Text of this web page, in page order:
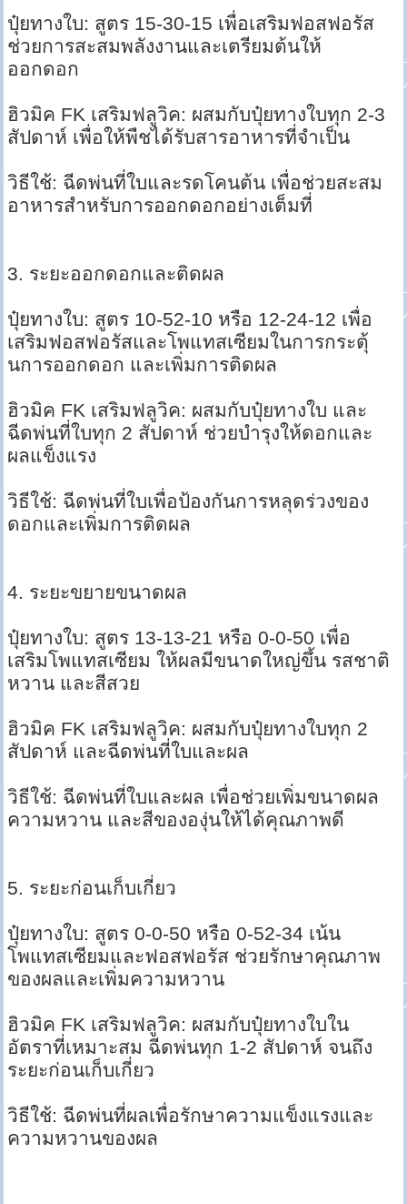
ปุ๋ยทางใบ: สูตร 15-30-15 เพื่อเสริมฟอสฟอรัส
ช่วยการสะสมพลังงานและเตรียมต้นให้
ออกดอก
ฮิวมิค FK เสริมฟลูวิค: ผสมกับปุ๋ยทางใบทุก 2-3
สัปดาห์ เพื่อให้พืชได้รับสารอาหารที่จำเป็น
วิธีใช้: ฉีดพ่นที่ใบและรดโคนต้น เพื่อช่วยสะสม
อาหารสำหรับการออกดอกอย่างเต็มที่
3. ระยะออกดอกและติดผล
ปุ๋ยทางใบ: สูตร 10-52-10 หรือ 12-24-12 เพื่อ
เสริมฟอสฟอรัสและโพแทสเซียมในการกระตุ้
นการออกดอก และเพิ่มการติดผล
ฮิวมิค FK เสริมฟลูวิค: ผสมกับปุ๋ยทางใบ และ
ฉีดพ่นที่ใบทุก 2 สัปดาห์ ช่วยบำรุงให้ดอกและ
ผลแข็งแรง
วิธีใช้: ฉีดพ่นที่ใบเพื่อป้องกันการหลุดร่วงของ
ดอกและเพิ่มการติดผล
4. ระยะขยายขนาดผล
ปุ๋ยทางใบ: สูตร 13-13-21 หรือ 0-0-50 เพื่อ
เสริมโพแทสเซียม ให้ผลมีขนาดใหญ่ขึ้น รสชาติ
หวาน และสีสวย
ฮิวมิค FK เสริมฟลูวิค: ผสมกับปุ๋ยทางใบทุก 2
สัปดาห์ และฉีดพ่นที่ใบและผล
วิธีใช้: ฉีดพ่นที่ใบและผล เพื่อช่วยเพิ่มขนาดผล
ความหวาน และสีขององุ่นให้ได้คุณภาพดี
5. ระยะก่อนเก็บเกี่ยว
ปุ๋ยทางใบ: สูตร 0-0-50 หรือ 0-52-34 เน้น
โพแทสเซียมและฟอสฟอรัส ช่วยรักษาคุณภาพ
ของผลและเพิ่มความหวาน
ฮิวมิค FK เสริมฟลูวิค: ผสมกับปุ๋ยทางใบใน
อัตราที่เหมาะสม ฉีดพ่นทุก 1-2 สัปดาห์ จนถึง
ระยะก่อนเก็บเกี่ยว
วิธีใช้: ฉีดพ่นที่ผลเพื่อรักษาความแข็งแรงและ
ความหวานของผล